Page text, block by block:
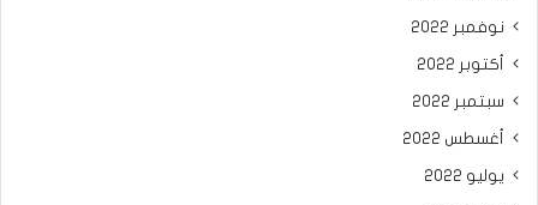
نوفمبر 2022
أكتوبر 2022
سبتمبر 2022
أغسطس 2022
يوليو 2022